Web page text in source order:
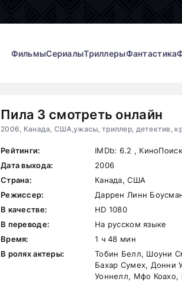
ФильмыСериалыТриллерыФантастика
Пила 3 смотреть онлайн
2006, Канада, США,ужасы, триллер, детектив,
Рейтинги: IMDb: 6.2 ,
Дата выхода:
2006
Страна:
Канада, США
Режиссер:
Даррен Линн
В качестве:
HD 1080
В переводе:
На русском языке
Время:
1 ч 48 мин
В ролях актеры:
Тобин Белл, Шоуни
Бахар Сумех, Донни
Уоннелл, Мфо Коахо,